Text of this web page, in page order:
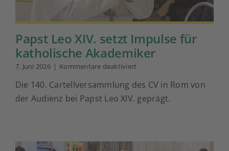
Papst Leo XIV. setzt Impulse für
katholische Akademiker
7. Juni 2026 | Kommentare deaktiviert
Leo
XIV.
setzt
Akademiker
Die 140. Cartellversammlung des CV in Rom von
der Audienz bei Papst Leo XIV. geprägt.